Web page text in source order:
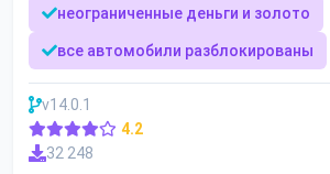
неограниченные деньги и золото
все автомобили разблокированы
v14.0.1
4.2
32 248